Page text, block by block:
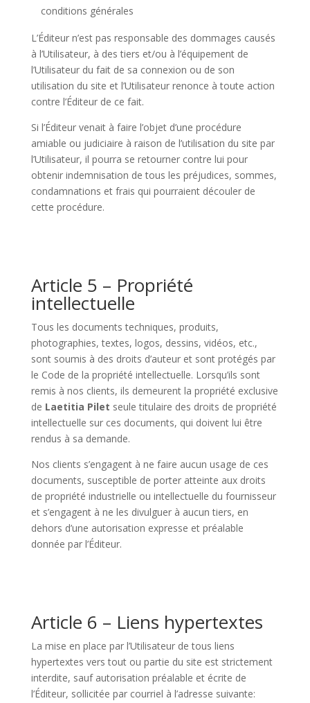
conditions générales
L’Éditeur n’est pas responsable des dommages causés
à l’Utilisateur, à des tiers et/ou à l’équipement de
l’Utilisateur du fait de sa connexion ou de son
utilisation du site et l’Utilisateur renonce à toute action
contre l’Éditeur de ce fait.
Si l’Éditeur venait à faire l’objet d’une procédure
amiable ou judiciaire à raison de l’utilisation du site par
l’Utilisateur, il pourra se retourner contre lui pour
obtenir indemnisation de tous les préjudices, sommes,
condamnations et frais qui pourraient découler de
cette procédure.
Article 5 – Propriété
intellectuelle
Tous les documents techniques, produits,
photographies, textes, logos, dessins, vidéos, etc.,
sont soumis à des droits d’auteur et sont protégés par
le Code de la propriété intellectuelle. Lorsqu’ils sont
remis à nos clients, ils demeurent la propriété exclusive
de Laetitia Pilet seule titulaire des droits de propriété
intellectuelle sur ces documents, qui doivent lui être
rendus à sa demande.
Nos clients s’engagent à ne faire aucun usage de ces
documents, susceptible de porter atteinte aux droits
de propriété industrielle ou intellectuelle du fournisseur
et s’engagent à ne les divulguer à aucun tiers, en
dehors d’une autorisation expresse et préalable
donnée par l’Éditeur.
Article 6 – Liens hypertextes
La mise en place par l’Utilisateur de tous liens
hypertextes vers tout ou partie du site est strictement
interdite, sauf autorisation préalable et écrite de
l’Éditeur, sollicitée par courriel à l’adresse suivante: